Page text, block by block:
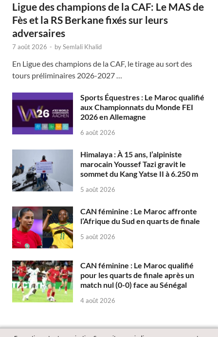
Ligue des champions de la CAF: Le MAS de
Fès et la RS Berkane fixés sur leurs
adversaires
7 août 2026 - bySemlali Khalid
En Ligue des champions de la CAF, le tirage au sort des
tours préliminaires 2026-2027 …
Sports Équestres : Le Maroc qualifié
aux Championnats du Monde FEI
2026 en Allemagne
6 août 2026
Himalaya : À 15 ans, l’alpiniste
marocain Youssef Tazi gravit le
sommet du Kang Yatse II à 6.250 m
5 août 2026
CAN féminine : Le Maroc affronte
l’Afrique du Sud en quarts de finale
5 août 2026
CAN féminine : Le Maroc qualifié
pour les quarts de finale après un
match nul (0-0) face au Sénégal
4 août 2026